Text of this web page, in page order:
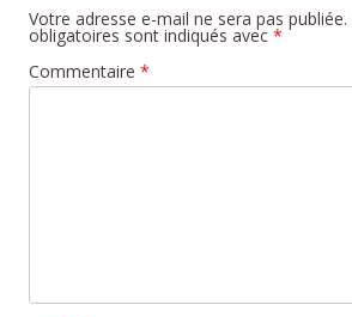
Votre adresse e-mail ne sera pas publiée.
obligatoires sont indiqués avec *
Commentaire *